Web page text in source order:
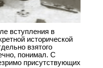
вступления в
исторической
взятого
понимал. С
присутствующих